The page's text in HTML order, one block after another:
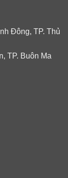
Đông, TP. Thủ
TP. Buôn Ma